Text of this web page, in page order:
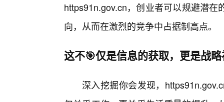
https91n.gov.cn，创业者可以规避潜
向，从而在激烈的竞争中占据制高点。
这不🎯仅是信息的获取，更是战
深入挖掘你会发现，